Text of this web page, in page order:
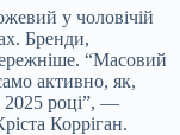
у чоловічій
Бренди,
“Масовий
активно, як,
2025 році”, —
Корріган.